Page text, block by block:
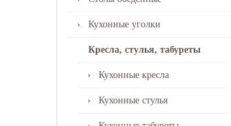
Кухонные уголки
Кресла, стулья, табуреты
Кухонные кресла
Кухонные стулья